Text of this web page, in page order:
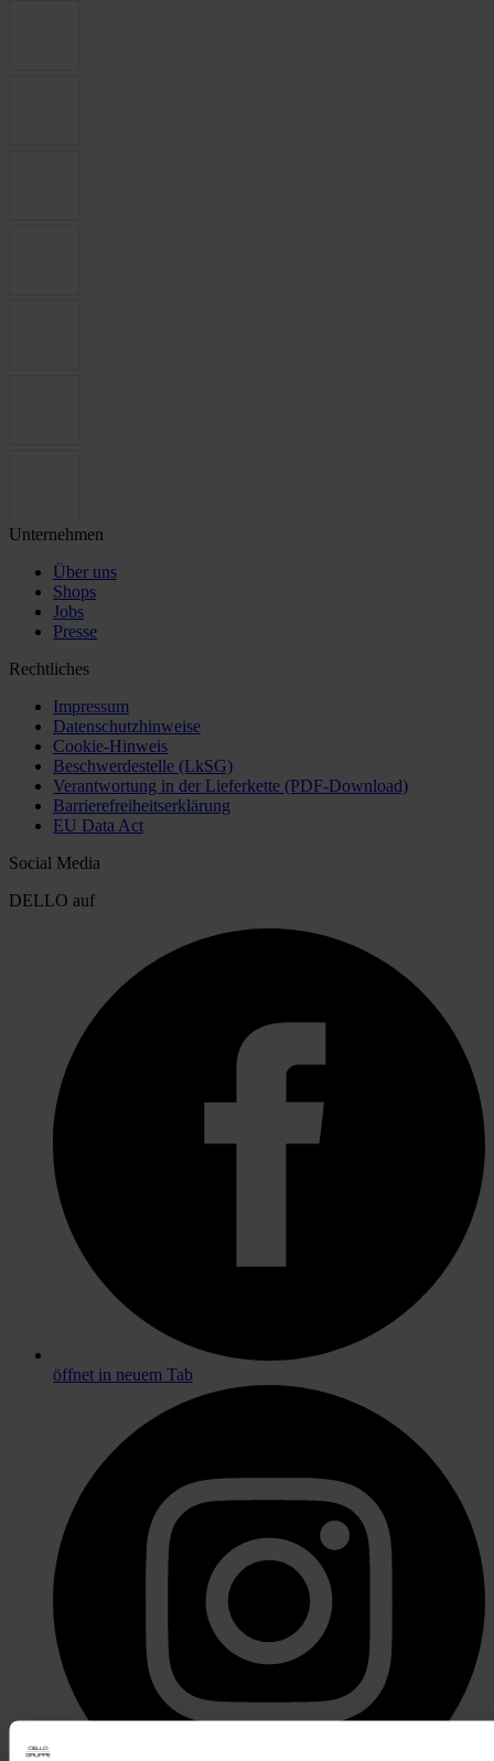
Unternehmen
Über uns
Shops
Jobs
Presse
Rechtliches
Impressum
Datenschutzhinweise
Cookie-Hinweis
Beschwerdestelle (LkSG)
Verantwortung in der Lieferkette (PDF-Download)
Barrierefreiheitserklärung
EU Data Act
Social Media
DELLO auf
öffnet in neuem Tab